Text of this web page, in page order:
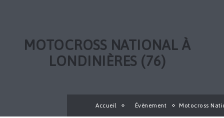
MOTOCROSS NATIONAL À
LONDINIÈRES (76)
Accueil Évènement Motocross